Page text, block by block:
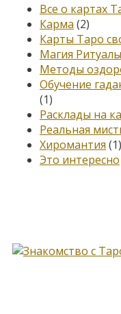
Все о картах
Карма (2)
Карты Таро
Магия Ритуалы
Методы
Обучение
(1)
Расклады на
Реальная
Хиромантия (1)
Это интересно